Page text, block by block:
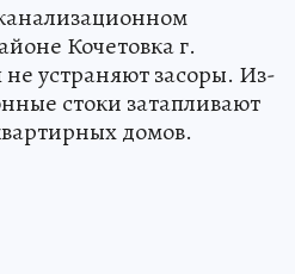
Кочетовка г.
устраняют засоры. Из-
стоки затапливают
домов.